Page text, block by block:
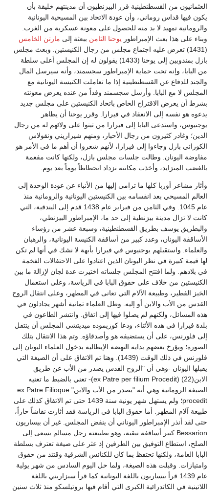
العثمانيون من القسطنطينية قرر البيزنطيون أن مدينتهم خليقة بأن
يكون فيها قداس روماني، وأن عودة الاتحاد بين المسيحية اليونانية
والرومانية تمهيد لا بد منه للحصول على معونة عسكرية من الغرب.
وبناء على هذا بعث الإمبراطور يوحنا الثامن ببعثة إلى مارتن الخامس
(1431) تعرض عليه اجتماع مجلس من رجال الكنيستين. وبعث مجلس
بازل بمندوبين إلى يوحنا (1433) يقولون له إن المجلس أعلى سلطة
من البابا، وإنه تحت حماية الإمبراطور سجسمند، وأنه سيرسل المال
والجند للدفاع عن القسطنطينية إذا ما تعاملت الكنيسة اليونانية مع
المجلس لا مع البابا. وأرسل سجسمند وفداً من عنده يعرض معونته
بشرط أن يعرض الاقتراح الخاص باتحاد الكنيستين على مجلس جديد
يدعوه هو نفسه إلى الانعقاد في فيرارا. وقرر يوحنا أن يظاهر
يوجنيوس، واستدعى البابا إلى فيرارا من ثبتوا على ولائهم له من رجال
الدين؛ وغادر كثيرون من رجال الأحبار، ومنهم شيراريني ونقولاس
الكوزائي بازل وجاءوا إلى فيرارا، لأنهم شعروا أن أهم ما في الأمر هو
مفاوضة اليونان. وطالت جلسات مجلس بازل، ولكنها كانت مفعمة
بالغضب المتزايد، وأخذت مكانته تزداد انحطاطاً يوماً بعد يوم.
وأثار مشاعر أوربا كلها ما ترامى إليها من الأنباء عن عودة الوحدة إلى
العالم المسيحي بعد انقسامه بين الكنيستين اليونانية والرومانية منذ
عام 1045. وفي الثامن من فبراير عام 1438 قدم إلى البندقية، التي
كانت لا تزال مدينة بيزنطية إلى حد ما، الإمبراطور البيزنطي،
والبطريق يوسف بطريق القسطنطينية، وسبعة عشر من رؤساء
الأساقفة اليونان، وعدد كبير من أساقفة الكنيسة اليونانية، والرهبان
والعلماء. واستقبلهم يوجنيوس في فيرارا بأبهة لا نشك في أنها لم تكن
لها قيمة كبيرة في نظر اليونان الذين اعتادوا على الاحتفالات الفخمة
في بلادهم. ولما افتتح المجلس جلساته اختيرت عدة لجان لإزالة ما بين
الكنيستين من خلاف على حقوق البابا في الرياسة، وعلى استعمال
الخبز الفطير، وطبيعة الآلام التي تعانى في المطهر، وعلى انتقال الروح
القدس من الأب والابن أو إليه. وظل العلماء ثمانية أشهر يجادلون في
هذه المسائل، ولكنهم لم يصلوا فيها إلى اتفاق. وانتشر الطاعون في
بلدة فيرارا في هذه الأثناء، ودعا كوزيموده ميديتشي المجلس أن ينتقل
إلى فلورنس، على أن يستضيفه هو وأصدقاؤه. وتم هذا الانتقال بتلك
الصورة؛ ويؤرخ بعضهم بداية النهضة الإيطالية بدخول العلماء اليونان إلى
فلورنس في ذلك الوقت (1439). وهنا تم الاتفاق على أن الصيغة التي
يقبلها اليونان -وهي أن "الروح القدس يصدر من الأب عن طريق
الابن(22) (ex Patre per filium Procedit)- تعني بالضبط ما تعنيه
الصيغة الرومانية وهي أنه "يصدر من الأب والابن" ex Patre Filioque
procedit؛ ولم يستهل شهر يونية سنة 1439 حتى تم الاتفاق كذلك على
طبيعة آلام المطهر. أما حقوق البابا في الرياسة فقد أثارت نقاشاً حاراً،
حتى لقد أنذر الإمبراطور اليوناني أن ينفض المجلس. غير أن بيساريون
Bessarion كبير أساقفة نيقية، وهو بطبيعته رجل مسالم يسعى إلى
الصلح، استطاع التوفيق بين الطرفين إذ عثر على صيغة تعترف بسلطة
البابا العامة، ولكنها تحتفظ بما كان للكنائس الشرقية وقتئذ من حقوق
وامتيازات. وقبلت هذه الصيغة، ولما حل اليوم السادس من شهر يولية
عام 1439 قرأ بيساريون باللغة اليونانية كما قرأ سيزاريني باللغة
اللاتينية في الكاتدرائية الكبرى التي أقام فيها بروتيلسكو منذ ثلاث سنين